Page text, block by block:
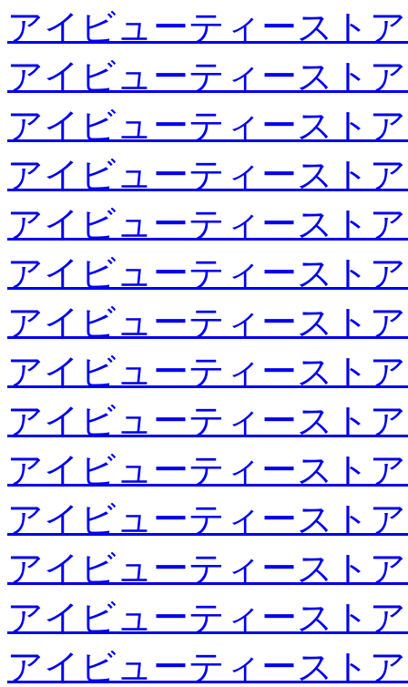
アイビューティースト
アイビューティースト
アイビューティースト
アイビューティースト
アイビューティースト
アイビューティースト
アイビューティースト
アイビューティースト
アイビューティースト
アイビューティースト
アイビューティースト
アイビューティースト
アイビューティースト
アイビューティースト